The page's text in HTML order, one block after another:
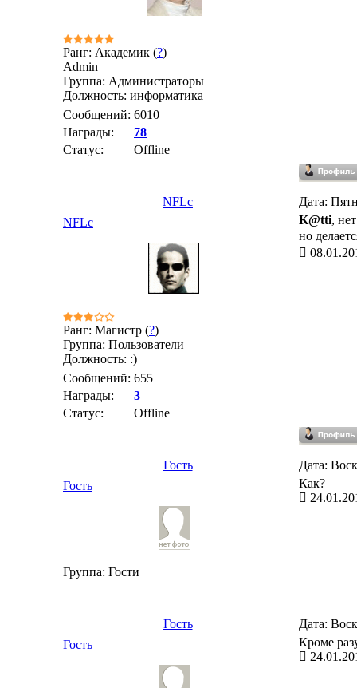
Ранг: Академик (?)
Admin
Группа: Администраторы
Должность: информатика
Сообщений: 6010
Награды:
78
Статус:
Offline
NFLc
Дата:
NFLc
Ранг: Магистр (?)
Группа: Пользователи
Должность: :)
Сообщений: 655
Награды:
3
Статус:
Offline
K@tti,
но
Гость
Дата:
Гость
Группа: Гости
Как?
Гость
Дата:
Гость
Кроме